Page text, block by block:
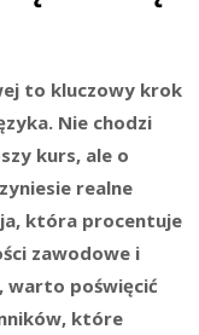
to kluczowy krok
Nie chodzi
kurs, ale o
realne
która procentuje
zawodowe i
warto poświęcić
które